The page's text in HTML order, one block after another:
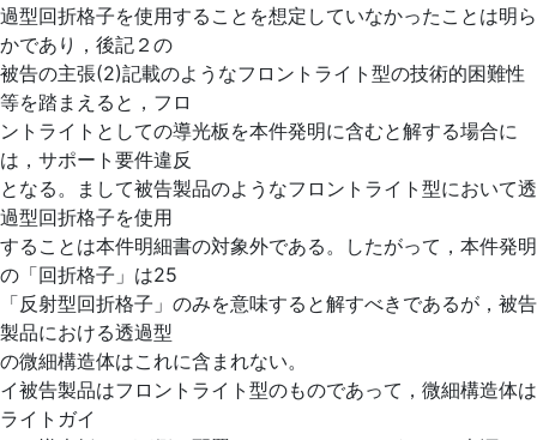
過型回折格子を使用することを想定していなかったことは明ら
かであり，後記２の
被告の主張(2)記載のようなフロントライト型の技術的困難性
等を踏まえると，フロ
ントライトとしての導光板を本件発明に含むと解する場合に
は，サポート要件違反
となる。まして被告製品のようなフロントライト型において透
過型回折格子を使用
することは本件明細書の対象外である。したがって，本件発明
の「回折格子」は25
「反射型回折格子」のみを意味すると解すべきであるが，被告
製品における透過型
の微細構造体はこれに含まれない。
イ被告製品はフロントライト型のものであって，微細構造体は
ライトガイ